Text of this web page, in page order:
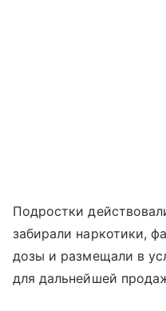
Подростки
забирали наркотики,
дозы и размещали в
для дальнейшей